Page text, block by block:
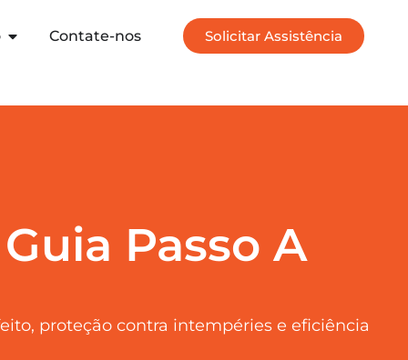
Contate-nos Solicitar Assistência
Passo A
proteção contra intempéries e eficiência